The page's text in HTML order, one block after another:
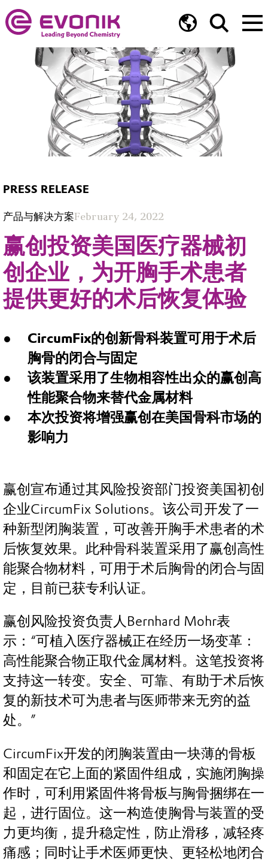
PRESS RELEASE
产品与解决方案February 24, 2022
赢创投资美国医疗器械初
创企业，为开胸手术患者
提供更好的术后恢复体验
CircumFix的创新骨科装置可用于术后
胸骨的闭合与固定
该装置采用了生物相容性出众的赢创高
性能聚合物来替代金属材料
本次投资将增强赢创在美国骨科市场的
影响力
赢创宣布通过其风险投资部门投资美国初创
企业CircumFix Solutions。该公司开发了一
种新型闭胸装置，可改善开胸手术患者的术
后恢复效果。此种骨科装置采用了赢创高性
能聚合物材料，可用于术后胸骨的闭合与固
定，目前已获专利认证。
赢创风险投资负责人Bernhard Mohr表
示：“可植入医疗器械正在经历一场变革：
高性能聚合物正取代金属材料。这笔投资将
支持这一转变。安全、可靠、有助于术后恢
复的新技术可为患者与医师带来无穷的益
处。”
CircumFix开发的闭胸装置由一块薄的骨板
和固定在它上面的紧固件组成，实施闭胸操
作时，可利用紧固件将骨板与胸骨捆绑在一
起，进行固位。这一构造使胸骨与装置的受
力更均衡，提升稳定性，防止滑移，减轻疼
痛感；同时让手术医师更快、更轻松地闭合